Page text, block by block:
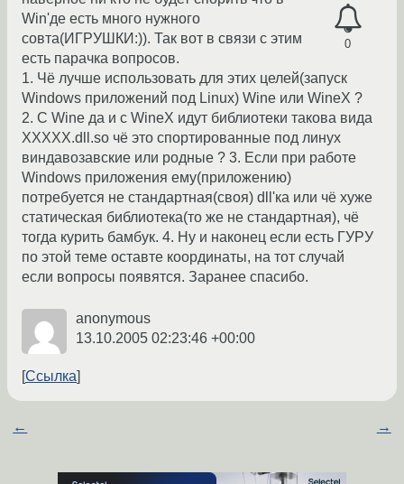
0
Win'де есть много нужного
совта(ИГРУШКИ:)). Так вот в связи с этим
есть парачка вопросов.
1. Чё лучше использовать для этих целей(запуск
Windows приложений под Linux) Wine или WineX ?
2. С Wine да и с WineX идут библиотеки такова вида
XXXXX.dll.so чё это спортированные под линух
виндавозавские или родные ? 3. Если при работе
Windows приложения ему(приложению)
потребуется не стандартная(своя) dll'ка или чё хуже
статическая библиотека(то же не стандартная), чё
тогда курить бамбук. 4. Ну и наконец если есть ГУРУ
по этой теме оставте координаты, на тот случай
если вопросы появятся. Заранее спасибо.
anonymous
13.10.2005 02:23:46 +00:00
Ссылка
← →